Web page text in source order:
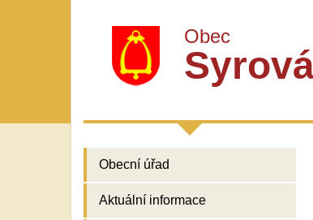
Obec
Obecní úřad
Aktuální informace